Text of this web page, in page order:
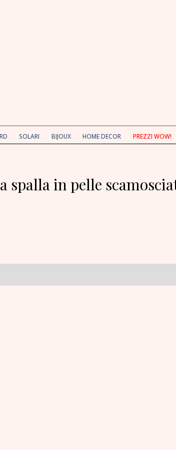
SOLARI BIJOUX HOME DECOR PREZZI WOW!
spalla in pelle